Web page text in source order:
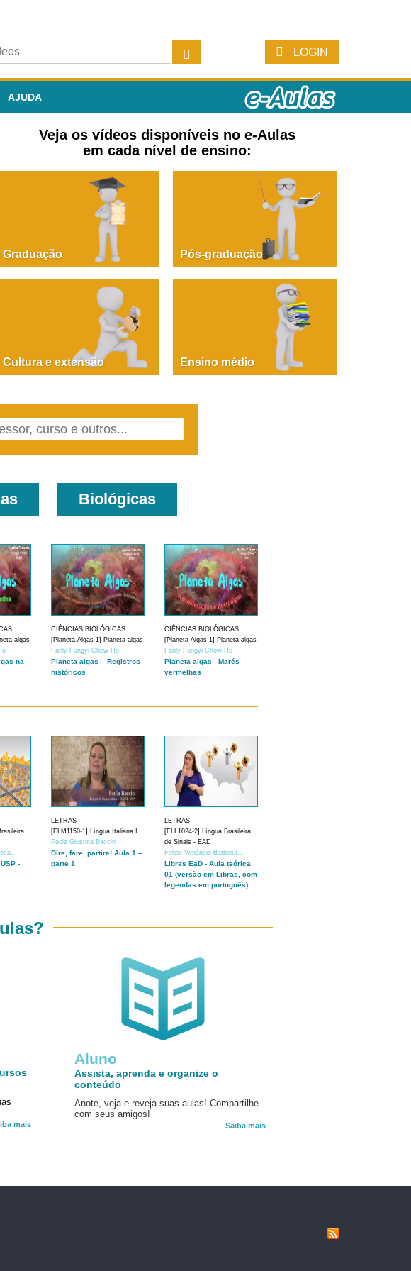
LOGIN
AJUDA
PAOLA GIUSTINA BACCIN
Dire, fare, partire! Aula 1 – parte 1
Veja os vídeos disponíveis no e-Aulas
em cada nível de ensino:
Graduação Pós-graduação
Cultura e extensão Ensino médio
Biológicas
algas
na
CIÊNCIAS BIOLÓGICAS
[Planeta Algas-1] Planeta algas
Fanly Fungyi Chow Ho
Planeta algas – Registros
históricos
CIÊNCIAS BIOLÓGICAS
[Planeta Algas-1] Planeta algas
Fanly Fungyi Chow Ho
Planeta algas –Marés
vermelhas
-
LETRAS
[FLM1150-1] Língua Italiana I
Paola Giustina Baccin
Dire, fare, partire! Aula 1 –
parte 1
LETRAS
[FLL1024-2] Língua Brasileira
de Sinais - EAD
Felipe Venâncio Barbosa...
Libras EaD - Aula teórica
01 (versão em Libras, com
legendas em português)
Aluno
Assista, aprenda e organize o
conteúdo
Anote, veja e reveja suas aulas! Compartilhe
com seus amigos!
Saiba mais
mais